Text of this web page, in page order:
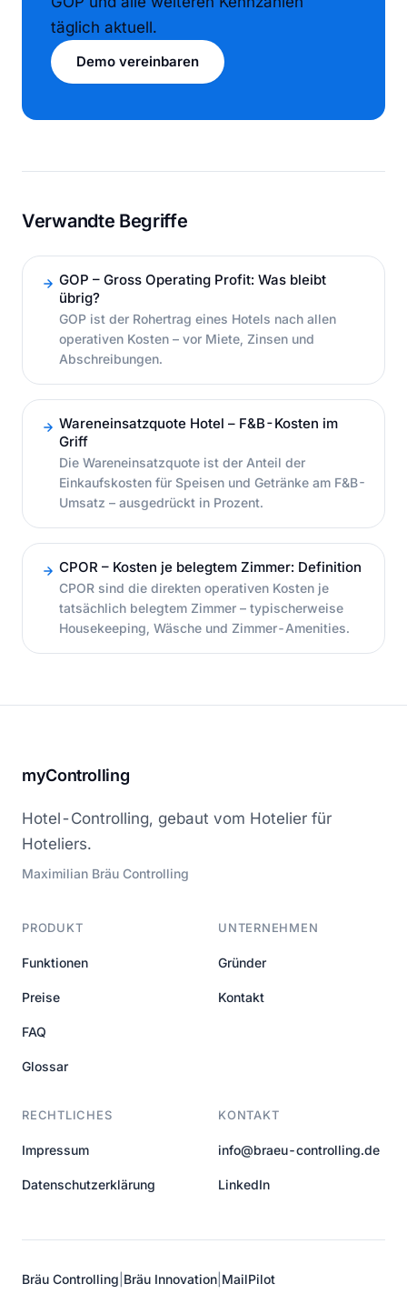
täglich aktuell.
Demo vereinbaren
Verwandte Begriffe
GOP – Gross Operating Profit: Was bleibt
übrig?
GOP ist der Rohertrag eines Hotels nach allen
operativen Kosten – vor Miete, Zinsen und
Abschreibungen.
Wareneinsatzquote Hotel – F&B-Kosten im
Griff
Die Wareneinsatzquote ist der Anteil der
Einkaufskosten für Speisen und Getränke am F&B-
Umsatz – ausgedrückt in Prozent.
CPOR – Kosten je belegtem Zimmer: Definition
CPOR sind die direkten operativen Kosten je
tatsächlich belegtem Zimmer – typischerweise
Housekeeping, Wäsche und Zimmer-Amenities.
myControlling
Hotel-Controlling, gebaut vom Hotelier für
Hoteliers.
Maximilian Bräu Controlling
PRODUKT
Funktionen
Preise
FAQ
Glossar
UNTERNEHMEN
Gründer
Kontakt
RECHTLICHES
Impressum
Datenschutzerklärung
KONTAKT
info@braeu-controlling.de
LinkedIn
Bräu Controlling Bräu Innovation MailPilot